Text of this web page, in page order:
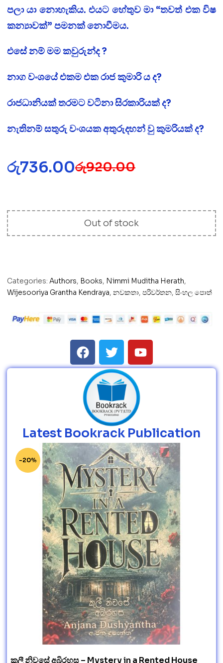
පලා යා නොහැකිය. එයට හේතුව මා “තවත් එක විෂ
කන්‍යාවක්” පමනක් නොවීමය.
එසේ නම් මම කවුරුන්ද ?
නාග වංශයේ එකම එක රාජ කුමාරි ය ද?
රාජධානියක් තරමට වටිනා සිරකාරියක් ද?
නැතිනම් සතුරු වංශයක අතුරුදහන් වු කුමරියක් ද?
රු920.00
රු736.00
Out of stock
Categories: Authors, Books, Nimmi Muditha Herath,
Wijesooriya Grantha Kendraya, නවකතා, පරිවර්තන, සිංහල පොත්
Latest Bookrack Publication
-20%
කුලී නිවසේ අබිරහස – Mystery in a Rented House